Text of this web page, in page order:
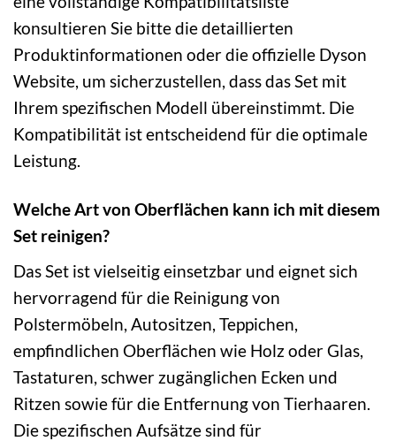
konsultieren Sie bitte die detaillierten
Produktinformationen oder die offizielle Dyson
Website, um sicherzustellen, dass das Set mit
Ihrem spezifischen Modell übereinstimmt. Die
Kompatibilität ist entscheidend für die optimale
Leistung.
Welche Art von Oberflächen kann ich mit diesem
Set reinigen?
Das Set ist vielseitig einsetzbar und eignet sich
hervorragend für die Reinigung von
Polstermöbeln, Autositzen, Teppichen,
empfindlichen Oberflächen wie Holz oder Glas,
Tastaturen, schwer zugänglichen Ecken und
Ritzen sowie für die Entfernung von Tierhaaren.
Die spezifischen Aufsätze sind für